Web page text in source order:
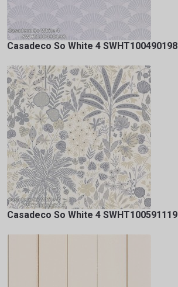
Casadeco So White 4 SWHT100490198
Casadeco So White 4 SWHT100591119